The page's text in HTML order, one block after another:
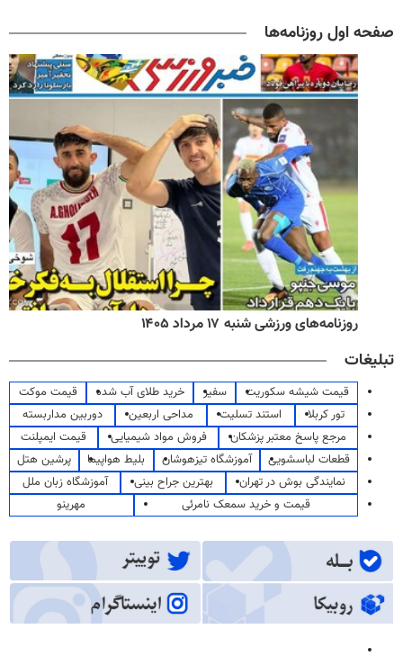
صفحه اول روزنامه‌ها
روزنامه‌های ورزشی شنبه ۱۷ مرداد ۱۴۰۵
تبلیغات
قیمت شیشه سکوریت سفیر خرید طلای آب شده
قیمت موکت
تور کربلا
استند تسلیت مداحی اربعین
دوربین مداربسته
مرجع پاسخ معتبر پزشکان
فروش مواد شیمیایی
قیمت ایمپلنت
قطعات لباسشویی
آموزشگاه تیزهوشان بلیط هواپیما
پرشین هتل
نمایندگی بوش در تهران
بهترین جراح بینی
آموزشگاه زبان ملل
قیمت و خرید سمعک نامرئی
مهرینو